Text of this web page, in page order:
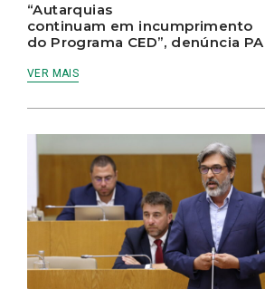
“Autarquias
continuam em incumprimento
do Programa CED”, denúncia
VER MAIS